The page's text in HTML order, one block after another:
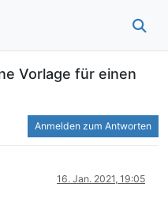
Vorlage für einen
Anmelden zum Antworten
16. Jan. 2021, 19:05